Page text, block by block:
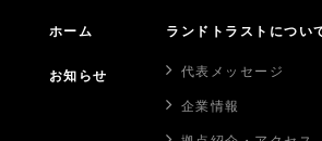
ホーム
お知らせ
ランドトラストについ
代表メッセージ
企業情報